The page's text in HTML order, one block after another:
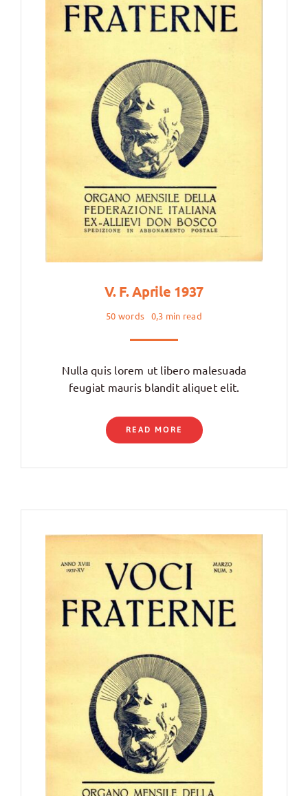
V. F. Aprile 1937
50 words 0,3 min read
Nulla quis lorem ut libero malesuada
feugiat mauris blandit aliquet elit.
READ MORE